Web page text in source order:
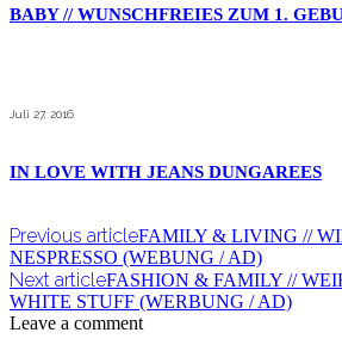
BABY // WUNSCHFREIES ZUM 1.
Juli 27, 2016
IN LOVE WITH JEANS DUNGAREES
Previous articleFAMILY & LIVING //
NESPRESSO (WEBUNG / AD)
Next articleFASHION & FAMILY //
WHITE STUFF (WERBUNG / AD)
Leave a comment